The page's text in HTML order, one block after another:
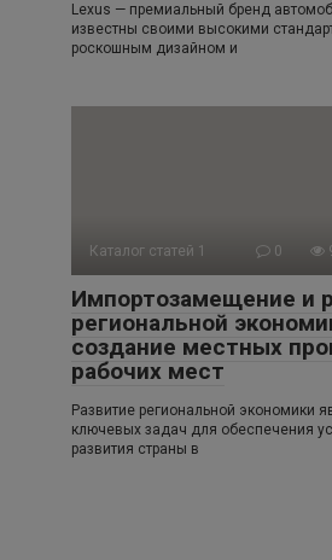
Lexus — премиальный бренд
известны своими высокими
роскошным дизайном и
Каталог статей 1 0
Импортозамещение и
региональной
создание местных
рабочих мест
Развитие региональной экономики
ключевых задач для обеспечения
развития страны в